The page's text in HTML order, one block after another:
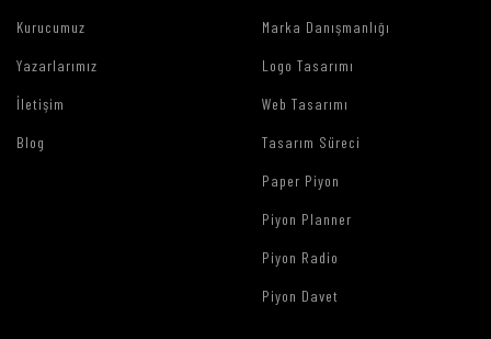
Kurucumuz
Yazarlarımız
İletişim
Blog
Marka Danışmanlığı
Logo Tasarımı
Web Tasarımı
Tasarım Süreci
Paper Piyon
Piyon Planner
Piyon Radio
Piyon Davet